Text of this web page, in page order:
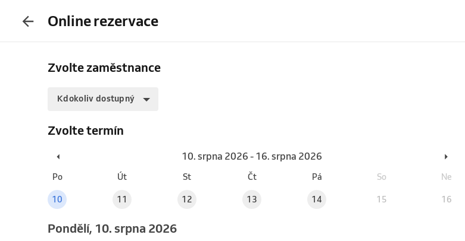
Online rezervace
Zvolte zaměstnance
Kdokoliv dostupný
Zvolte termín
10. srpna 2026 - 16. srpna 2026
Po Út St Čt Pá So Ne
10 11 12 13 14 15 16
pondělí, 10. srpna 2026